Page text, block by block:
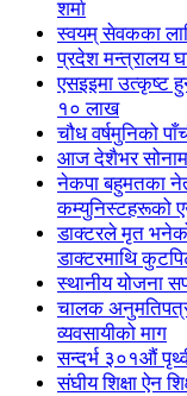
शर्मा
स्वयम् सेवकका
प्रदेश मन्त्रालय
एसइइमा उत्कृष्ट
१० लाख
चौध वर्षमुनिको
आज देशैभर सोनाम
नेकपा बहुमतका
कम्युनिस्टहरूको
डाक्टरले मृत
डाक्टरमाथि
स्थानीय योजना
चालक अनुमतिपत्र
व्यवसायीको माग
सन्दर्भ ३०१औं
संघीय शिक्षा ऐन